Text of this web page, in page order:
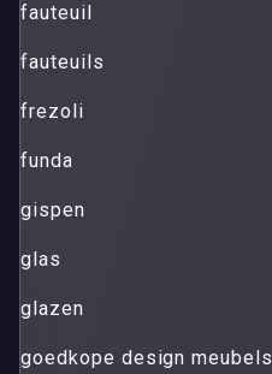
fauteuil
fauteuils
frezoli
funda
gispen
glas
glazen
goedkope design meubels